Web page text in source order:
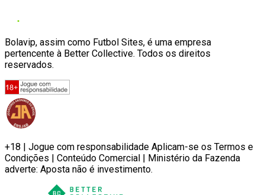
Bolavip, assim como Futbol Sites, é uma empresa
pertencente à Better Collective. Todos os direitos
reservados.
+18 | Jogue com responsabilidade Aplicam-se os Termos e
Condições | Conteúdo Comercial | Ministério da Fazenda
adverte: Aposta não é investimento.